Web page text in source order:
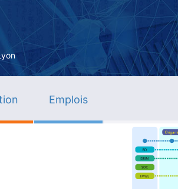
Emplois